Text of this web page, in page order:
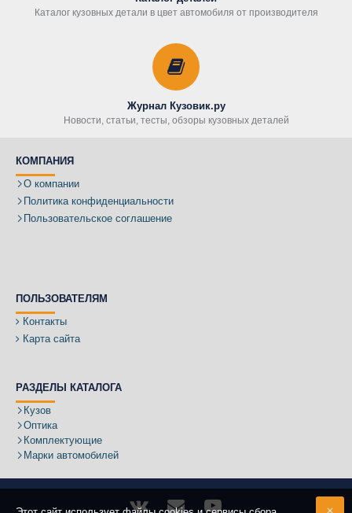
Каталог кузовных детали в цвет автомобиля от производителя
Журнал Кузовик.ру
Новости, статьи, тесты, обзоры кузовных деталей
КОМПАНИЯ
О компании
Политика конфиденциальности
Пользовательское соглашение
ПОЛЬЗОВАТЕЛЯМ
Контакты
Карта сайта
РАЗДЕЛЫ КАТАЛОГА
Кузов
Оптика
Комплектующие
Марки автомобилей